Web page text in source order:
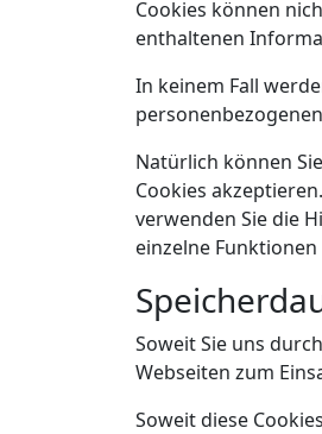
Cookies können
enthaltenen
In keinem Fall
Natürlich können
Cookies
verwenden Sie die
einzelne
Soweit Sie uns
Webseiten zum
Soweit diese